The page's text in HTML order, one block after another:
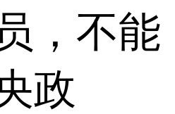
，不能
政